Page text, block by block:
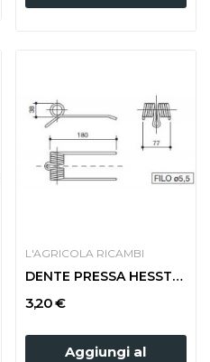
L'AGRICOLA RICAMBI
DENTE PRESSA HESSTON ATTACCO ANGOL.
3,20 €
Aggiungi al